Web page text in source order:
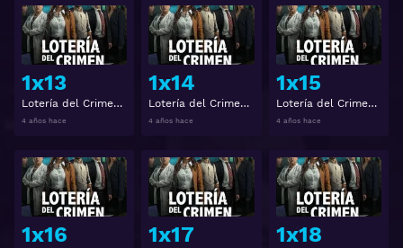
1x13
Lotería del Crimen Temporada 1 Capitulo 13
4 años hace
Ver
1x14
Lotería del Crimen Temporada 1 Capitulo 14
4 años hace
Ver
1x15
Lotería del Crimen Temporada 1 Capitulo 15
4 años hace
1x16
Ver
1x17
Ver
1x18